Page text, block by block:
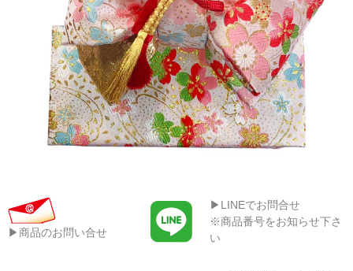
▶商品のお問い合せ
▶LINEでお問合せ
※商品番号をお知らせ下さ
い